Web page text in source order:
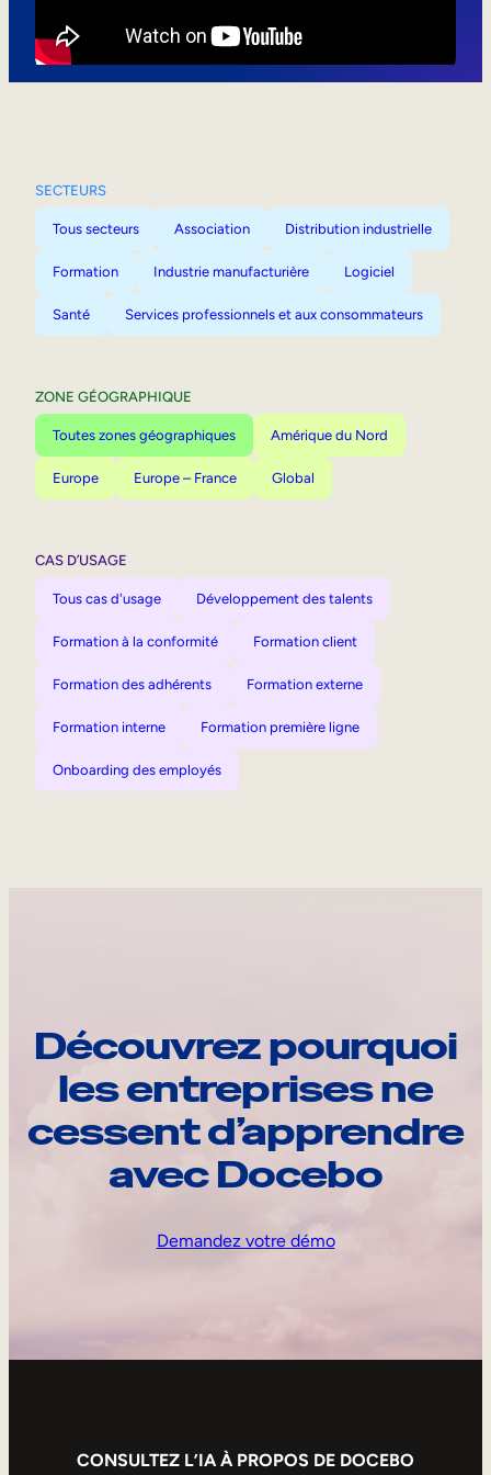
SECTEURS
Tous secteurs Association Distribution industrielle
Formation Industrie manufacturière Logiciel
Santé Services professionnels et aux consommateurs
ZONE GÉOGRAPHIQUE
Toutes zones géographiques Amérique du Nord
Europe Europe – France Global
CAS D’USAGE
Tous cas d'usage Développement des talents
Formation à la conformité Formation client
Formation des adhérents Formation externe
Formation interne Formation première ligne
Onboarding des employés
Découvrez pourquoi
les entreprises ne
cessent d’apprendre
avec Docebo
Demandez votre démo
CONSULTEZ L’IA À PROPOS DE DOCEBO